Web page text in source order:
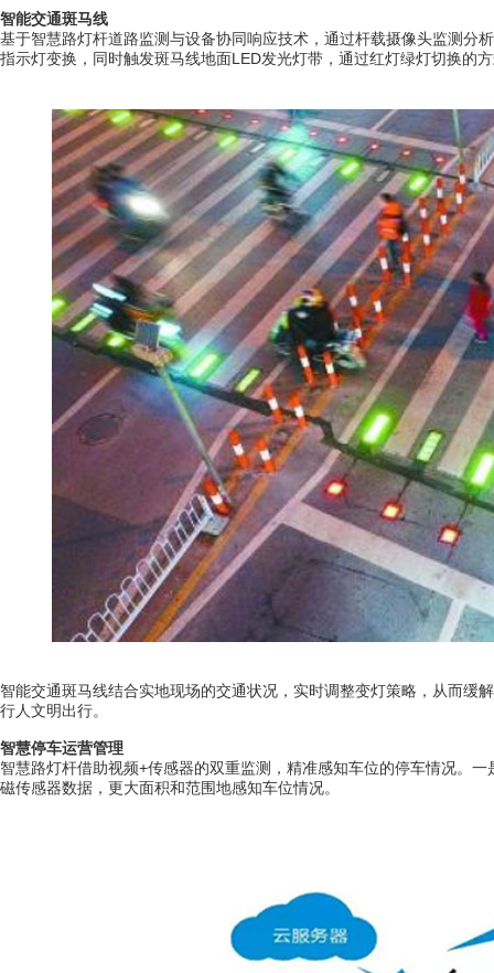
智能交通斑马线
基于智慧路灯杆道路监测与设备协同响应技术，通过杆载摄像头监测分
指示灯变换，同时触发斑马线地面LED发光灯带，通过红灯绿灯切换的
智能交通斑马线结合实地现场的交通状况，实时调整变灯策略，从而缓
行人文明出行。
智慧停车运营管理
智慧路灯杆借助视频+传感器的双重监测，精准感知车位的停车情况。
磁传感器数据，更大面积和范围地感知车位情况。